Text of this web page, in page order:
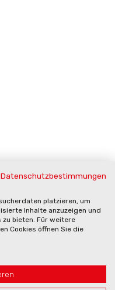
Datenschutzbestimmungen
platzieren, um
Inhalte anzuzeigen und
bieten. Für weitere
Cookies öffnen Sie die